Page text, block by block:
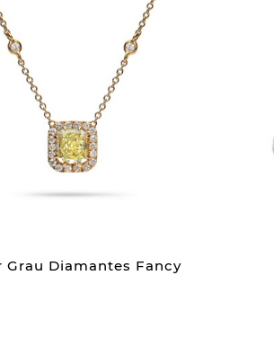
Grau Diamantes Fancy